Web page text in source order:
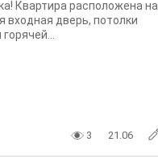
Квартира расположена на
входная дверь, потолки
3 21.06